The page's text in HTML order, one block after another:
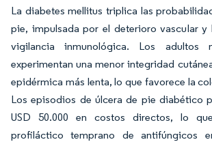
La diabetes mellitus triplica las
pie, impulsada por el deterioro vascular y
vigilancia inmunológica. Los adultos
experimentan una menor integridad
epidérmica más lenta, lo que favorece la
Los episodios de úlcera de pie diabético
USD 50.000 en costos directos, lo
profiláctico temprano de antifúngicos